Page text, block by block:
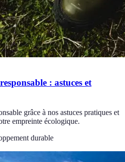
: astuces et
grâce à nos astuces pratiques et
empreinte écologique.
durable